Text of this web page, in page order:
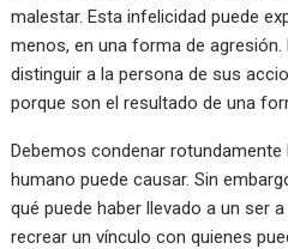
malestar. Esta infelicidad puede
menos, en una forma de
distinguir a la persona de sus
porque son el resultado de una
Debemos condenar
humano puede causar. Sin
qué puede haber llevado a un ser
recrear un vínculo con quienes